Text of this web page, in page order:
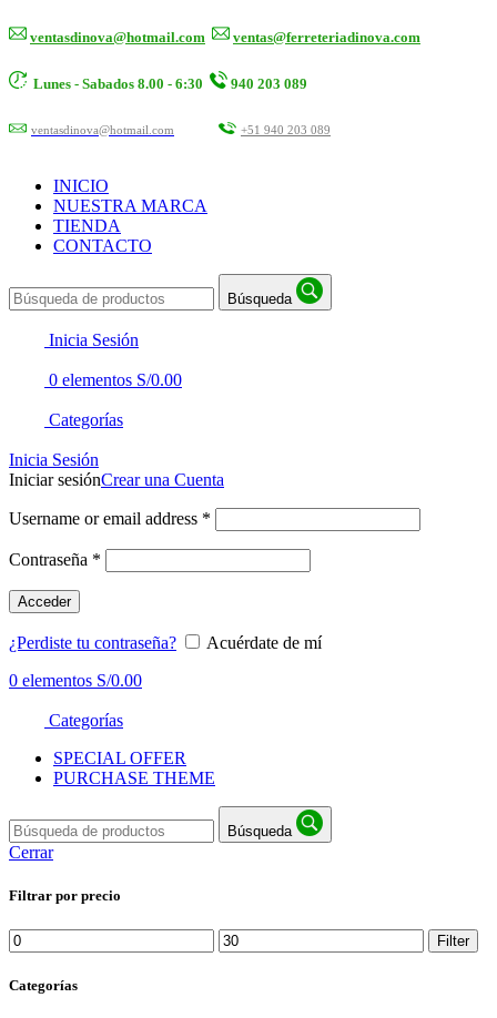
ventasdinova@hotmail.com ventas@ferreteriadinova.com
Lunes - Sabados 8.00 - 6:30 940 203 089
ventasdinova@hotmail.com +51 940 203 089
INICIO
NUESTRA MARCA
TIENDA
CONTACTO
Búsqueda
Inicia Sesión
0 elementos S/0.00
Categorías
Inicia Sesión
Iniciar sesiónCrear una Cuenta
Username or email address *
Contraseña *
Acceder
¿Perdiste tu contraseña?
Acuérdate de mí
0 elementos S/0.00
Categorías
SPECIAL OFFER
PURCHASE THEME
Búsqueda
Cerrar
Filtrar por precio
Min
price
Max
price
Filter
Categorías